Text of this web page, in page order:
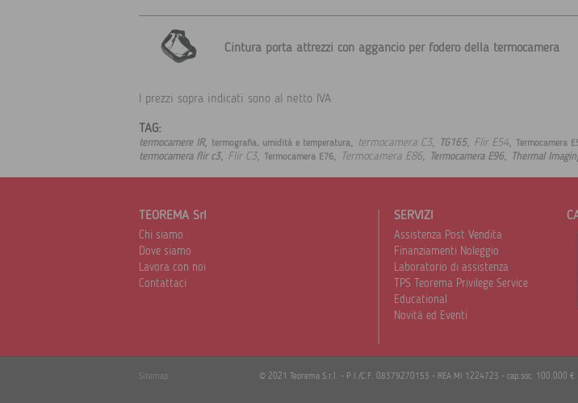
Cintura porta attrezzi con aggancio per fodero della termocamera
I prezzi sopra indicati sono al netto IVA
TAG:
termocamere IR, termografia, umidità e temperatura, termocamera C3, TG165, Flir E54, Termocamera
termocamera flir c3, Flir C3, Termocamera E76, Termocamera E86, Termocamera E96, Thermal
TEOREMA Srl
Chi siamo
Dove siamo
Lavora con noi
Contattaci
SERVIZI
Assistenza Post Vendita
Finanziamenti Noleggio
Laboratorio di assistenza
TPS Teorema Privilege Service
Educational
Novità ed Eventi
Sitemap © 2021 Teorema S.r.l. - P.I./C.F. 08379270153 - REA MI 1224723 - cap.soc. 100.000